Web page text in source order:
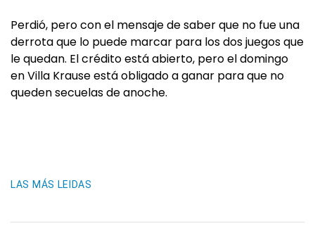
Perdió, pero con el mensaje de saber que no fue una
derrota que lo puede marcar para los dos juegos que
le quedan. El crédito está abierto, pero el domingo
en Villa Krause está obligado a ganar para que no
queden secuelas de anoche.
LAS MÁS LEIDAS